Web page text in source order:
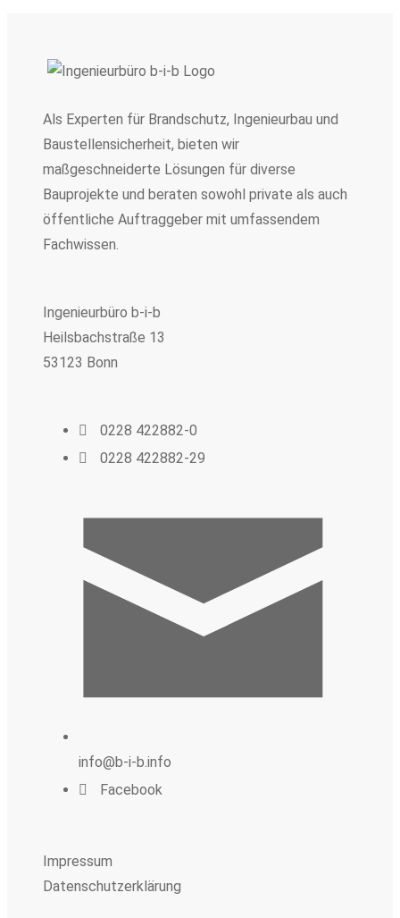
Als Experten für Brandschutz, Ingenieurbau und
Baustellensicherheit, bieten wir
maßgeschneiderte Lösungen für diverse
Bauprojekte und beraten sowohl private als auch
öffentliche Auftraggeber mit umfassendem
Fachwissen.
Ingenieurbüro b-i-b
Heilsbachstraße 13
53123 Bonn
0228 422882-0
0228 422882-29
info@b-i-b.info
Facebook
Impressum
Datenschutzerklärung